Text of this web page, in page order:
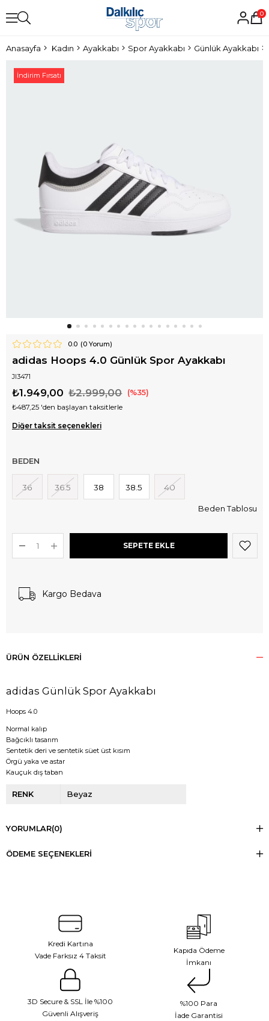
0
Anasayfa Kadın Ayakkabı Spor Ayakkabı Günlük Ayakkabı
İndirim Fırsatı
0.0 (0Yorum)
adidas Hoops 4.0 Günlük Spor Ayakkabı
JI3471
₺2.999,00
₺1.949,00 35
₺487,25 'den başlayan taksitlerle
Diğer taksit seçenekleri
BEDEN
36 36.5 38 38.5 40
Beden Tablosu
Kargo Bedava
ÜRÜN ÖZELLIKLERI
adidas Günlük Spor Ayakkabı
Hoops 4.0
Normal kalıp
Bağcıklı tasarım
Sentetik deri ve sentetik süet üst kısım
Örgü yaka ve astar
Kauçuk dış taban
RENK Beyaz
YORUMLAR(0)
ÖDEME SEÇENEKLERI
Kredi Kartına
Vade Farksız 4 Taksit
Kapıda Ödeme
İmkanı
3D Secure & SSL İle %100
Güvenli Alışveriş
%100 Para
İade Garantisi